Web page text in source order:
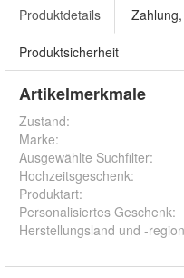
Produktdetails
Produktsicherheit
Artikelmerkmale
Zustand:
Marke:
Ausgewählte Suchfilter:
Hochzeitsgeschenk:
Produktart:
Personalisiertes Geschenk:
Herstellungsland und -region